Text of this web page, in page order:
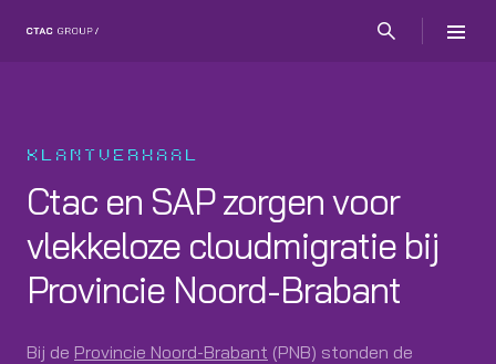
KLANTVERHAAL
Ctac en SAP zorgen voor
vlekkeloze cloudmigratie bij
Provincie Noord-Brabant
Bij de Provincie Noord-Brabant (PNB) stonden de